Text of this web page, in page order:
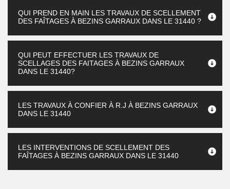
QUI PREND EN MAIN LES TRAVAUX DE SCELLEMENT
DES FAÎTAGES À BEZINS GARRAUX DANS LE 31440 ?
QUI PEUT EFFECTUER LES TRAVAUX DE
SCELLAGES DES FAITAGES À BEZINS GARRAUX
DANS LE 31440?
LES TRAVAUX À CONFIER À R.J À BEZINS GARRAUX
DANS LE 31440
LES INTERVENTIONS DE SCELLEMENT DES
FAÎTAGES À BEZINS GARRAUX DANS LE 31440